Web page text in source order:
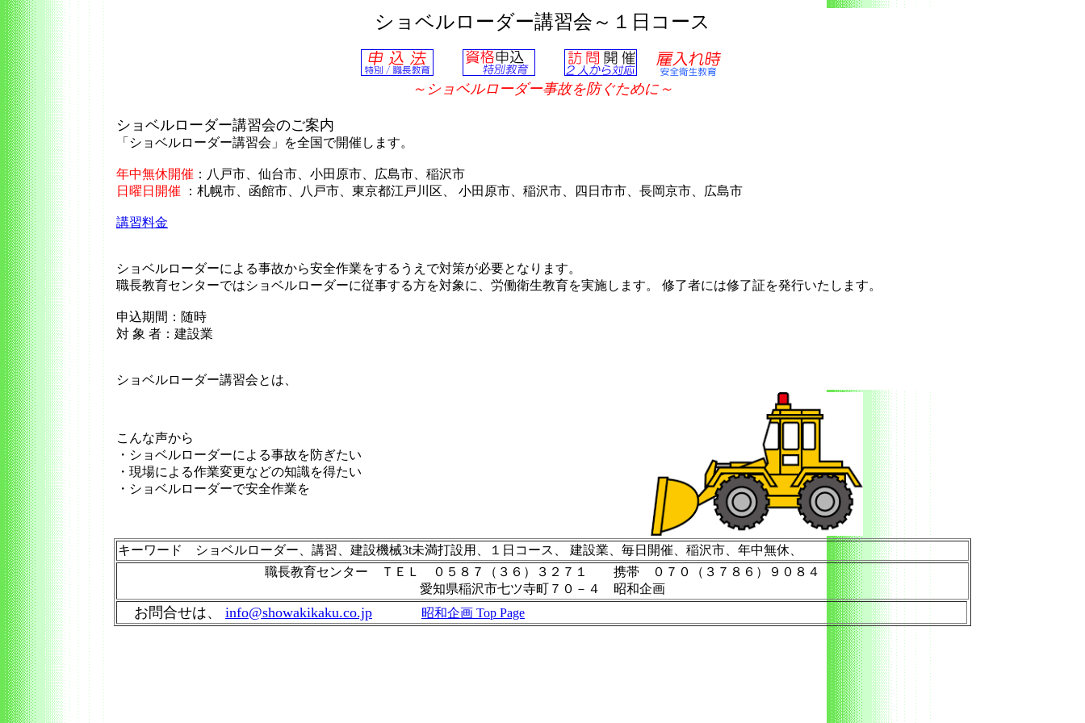
ショベルローダー講習会～１日コース
～ショベルローダー事故を防ぐために～
ショベルローダー講習会のご案内
「ショベルローダー講習会」を全国で開催します。
年中無休開催 ：八戸市、仙台市、小田原市、広島市、稲沢市
日曜日開催 ：札幌市、函館市、八戸市、東京都江戸川区、 小田原市、稲沢市、四日市市、長岡京市、広島市
講習料金
ショベルローダーによる事故から安全作業をするうえで対策が必要となります。
職長教育センターではショベルローダーに従事する方を対象に、労働衛生教育を実施します。 修了者には修了証を発行いたします。
申込期間：随時
対 象 者：建設業
ショベルローダー講習会とは、
こんな声から
・ショベルローダーによる事故を防ぎたい
・現場による作業変更などの知識を得たい
・ショベルローダーで安全作業を
キーワード ショベルローダー、講習、建設機械3t未満打設用、１日コース、 建設業、毎日開催、稲沢市、年中無休、
職長教育センター ＴＥＬ ０５８７（３６）３２７１ 携帯 ０７０（３７８６）９０８４
愛知県稲沢市七ツ寺町７０－４ 昭和企画
お問合せは、 info@showakikaku.co.jp 昭和企画 Top Page